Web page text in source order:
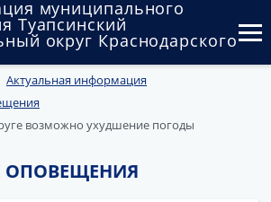
муниципального
Туапсинский
округ Краснодарского
Актуальная информация
возможно ухудшение погоды
ОПОВЕЩЕНИЯ